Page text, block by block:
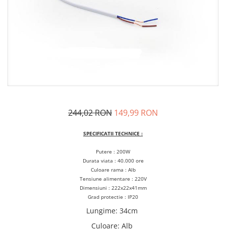
244,02 RON 149,99 RON
SPECIFICATII TECHNICE :
Putere : 200W
Durata viata : 40.000 ore
Culoare rama : Alb
Tensiune alimentare : 220V
Dimensiuni : 222x22x41mm
Grad protectie : IP20
Lungime: 34cm
Culoare: Alb